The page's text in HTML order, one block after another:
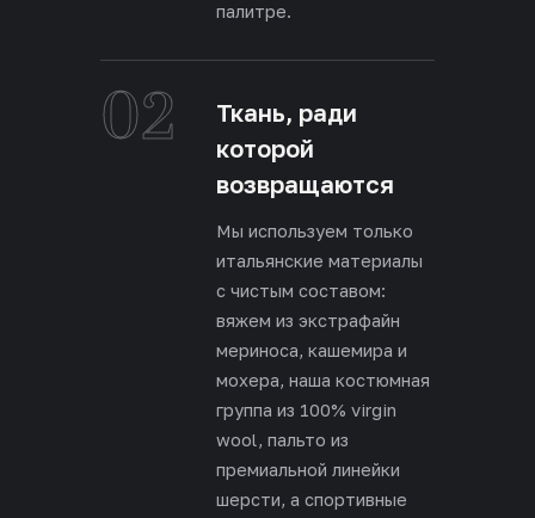
палитре.
02
Ткань, ради
которой
возвращаются
Мы используем только
итальянские материалы
с чистым составом:
вяжем из экстрафайн
мериноса, кашемира и
мохера, наша костюмная
группа из 100% virgin
wool, пальто из
премиальной линейки
шерсти, а спортивные